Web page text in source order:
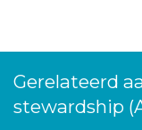
Gerelateerd
stewardship